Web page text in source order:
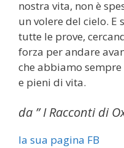
nostra vita, non è
un volere del cielo. E
tutte le prove,
forza per andare
che abbiamo
e pieni di vita.
da ” I Racconti di
la sua pagina FB